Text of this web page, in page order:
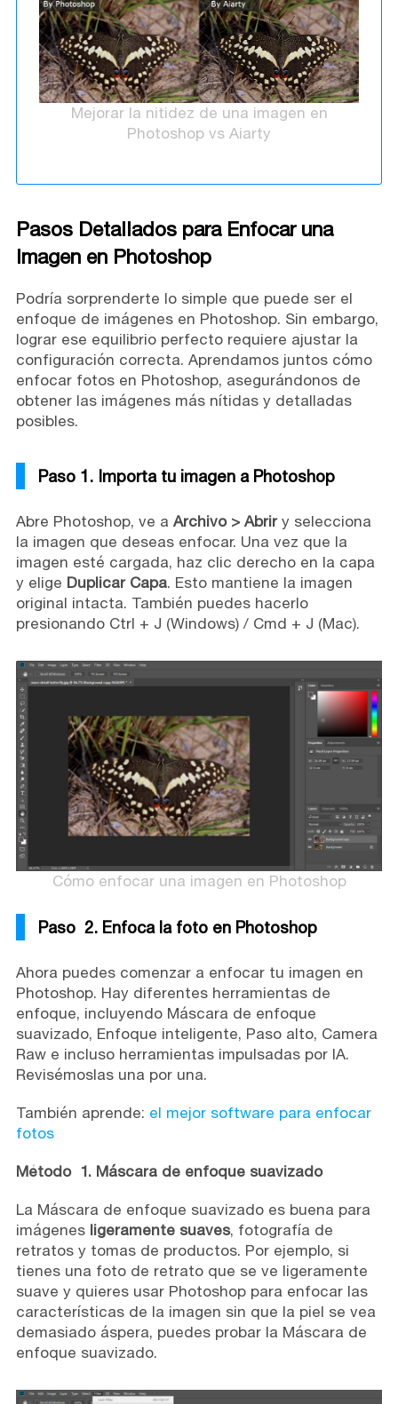
Mejorar la nitidez de una imagen en
Photoshop vs Aiarty
Pasos Detallados para Enfocar una
Imagen en Photoshop
Podría sorprenderte lo simple que puede ser el
enfoque de imágenes en Photoshop. Sin embargo,
lograr ese equilibrio perfecto requiere ajustar la
configuración correcta. Aprendamos juntos cómo
enfocar fotos en Photoshop, asegurándonos de
obtener las imágenes más nítidas y detalladas
posibles.
Paso 1. Importa tu imagen a Photoshop
Abre Photoshop, ve a Archivo > Abriry selecciona
la imagen que deseas enfocar. Una vez que la
imagen esté cargada, haz clic derecho en la capa
y elige Duplicar Capa. Esto mantiene la imagen
original intacta. También puedes hacerlo
presionando Ctrl + J (Windows) / Cmd + J (Mac).
Cómo enfocar una imagen en Photoshop
Paso 2. Enfoca la foto en Photoshop
Ahora puedes comenzar a enfocar tu imagen en
Photoshop. Hay diferentes herramientas de
enfoque, incluyendo Máscara de enfoque
suavizado, Enfoque inteligente, Paso alto, Camera
Raw e incluso herramientas impulsadas por IA.
Revisémoslas una por una.
También aprende: el mejor software para enfocar
fotos
Método 1. Máscara de enfoque suavizado
La Máscara de enfoque suavizado es buena para
imágenes ligeramente suaves, fotografía de
retratos y tomas de productos. Por ejemplo, si
tienes una foto de retrato que se ve ligeramente
suave y quieres usar Photoshop para enfocar las
características de la imagen sin que la piel se vea
demasiado áspera, puedes probar la Máscara de
enfoque suavizado.